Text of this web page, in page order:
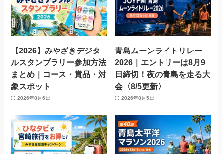
【2026】みやざきデジタ
ルスタンプラリー参加方法
まとめ｜コース・賞品・対
象スポット
2026年8月6日
青島ムーンライトリレー
2026｜エントリーは8月9
日締切！夜の青島を走る大
会〈8/5更新〉
2026年8月5日